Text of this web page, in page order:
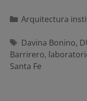
Categorías
Arquitectura
Etiquetas
Davina Bonino,
Barrirero,
Santa Fe